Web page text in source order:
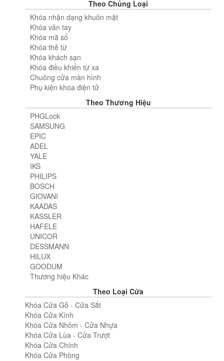
Theo Chủng Loại
Khóa nhận dạng khuôn mặt
Khóa vân tay
Khóa mã số
Khóa thẻ từ
Khóa khách sạn
Khóa điều khiển từ xa
Chuông cửa màn hình
Phụ kiện khóa điện tử
Theo Thương Hiệu
PHGLock
SAMSUNG
EPIC
ADEL
YALE
IKS
PHILIPS
BOSCH
GIOVANI
KAADAS
KASSLER
HAFELE
UNICOR
DESSMANN
HILUX
GOODUM
Thương hiệu Khác
Theo Loại Cửa
Khóa Cửa Gỗ - Cửa Sắt
Khóa Cửa Kính
Khóa Cửa Nhôm - Cửa Nhựa
Khóa Cửa Lùa - Cửa Trượt
Khóa Cửa Chính
Khóa Cửa Phòng